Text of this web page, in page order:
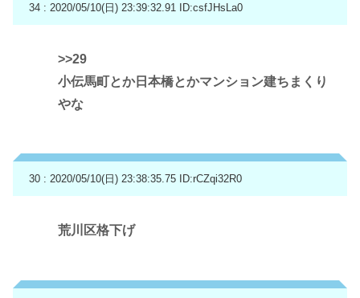
34 : 2020/05/10(日) 23:39:32.91 ID:csfJHsLa0
>>29
小伝馬町とか日本橋とかマンション建ちまくり
やな
30 : 2020/05/10(日) 23:38:35.75 ID:rCZqi32R0
荒川区格下げ